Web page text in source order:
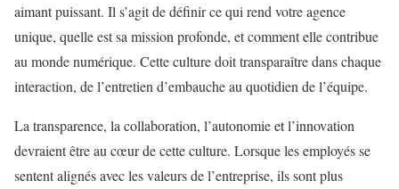
aimant puissant. Il s’agit de définir ce qui rend votre agence
unique, quelle est sa mission profonde, et comment elle contribue
au monde numérique. Cette culture doit transparaître dans chaque
interaction, de l’entretien d’embauche au quotidien de l’équipe.
La transparence, la collaboration, l’autonomie et l’innovation
devraient être au cœur de cette culture. Lorsque les employés se
sentent alignés avec les valeurs de l’entreprise, ils sont plus